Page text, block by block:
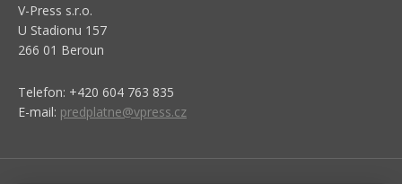
V-Press s.r.o.
U Stadionu 157
266 01 Beroun
Telefon: +420 604 763 835
E-mail: predplatne@vpress.cz